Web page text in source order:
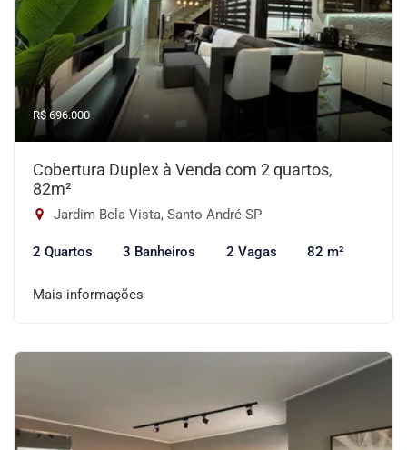
R$ 696.000
Cobertura Duplex à Venda com 2 quartos,
82m²
Jardim Bela Vista, Santo André-SP
2 Quartos 3 Banheiros 2 Vagas 82 m²
Mais informações